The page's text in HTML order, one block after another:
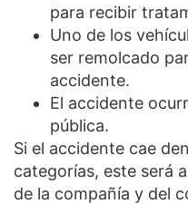
para recibir
Uno de los
ser remolcado
accidente.
El accidente
pública.
Si el accidente cae
categorías, este será
de la compañía y del